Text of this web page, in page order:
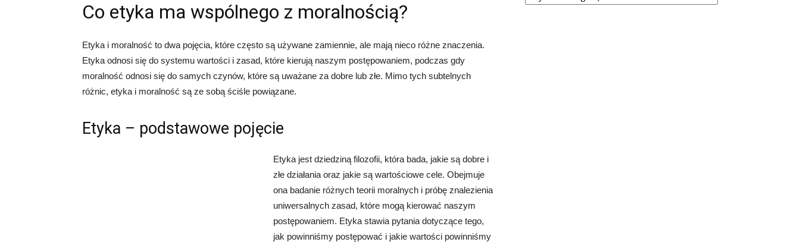
Co etyka ma wspólnego z moralnością?
Etyka i moralność to dwa pojęcia, które często są używane zamiennie, ale mają nieco różne znaczenia.
Etyka odnosi się do systemu wartości i zasad, które kierują naszym postępowaniem, podczas gdy
moralność odnosi się do samych czynów, które są uważane za dobre lub złe. Mimo tych subtelnych
różnic, etyka i moralność są ze sobą ściśle powiązane.
Etyka – podstawowe pojęcie
Etyka jest dziedziną filozofii, która bada, jakie są dobre i
złe działania oraz jakie są wartościowe cele. Obejmuje
ona badanie różnych teorii moralnych i próbę znalezienia
uniwersalnych zasad, które mogą kierować naszym
postępowaniem. Etyka stawia pytania dotyczące tego,
jak powinniśmy postępować i jakie wartości powinniśmy